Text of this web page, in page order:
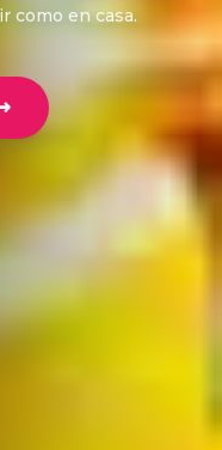
como en casa.